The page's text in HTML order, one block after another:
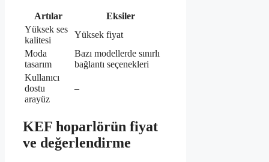
Artılar
Eksiler
Yüksek ses
kalitesi
Yüksek fiyat
Moda
tasarım
Bazı modellerde sınırlı
bağlantı seçenekleri
Kullanıcı
dostu
arayüz
–
KEF hoparlörün fiyat
ve değerlendirme